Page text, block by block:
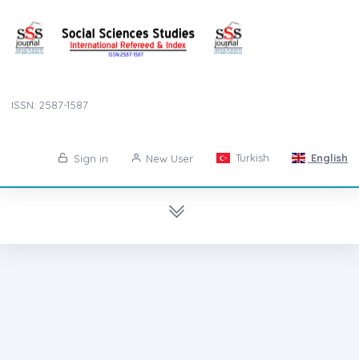
ISSN: 2587-1587
Sign in New User Turkish English